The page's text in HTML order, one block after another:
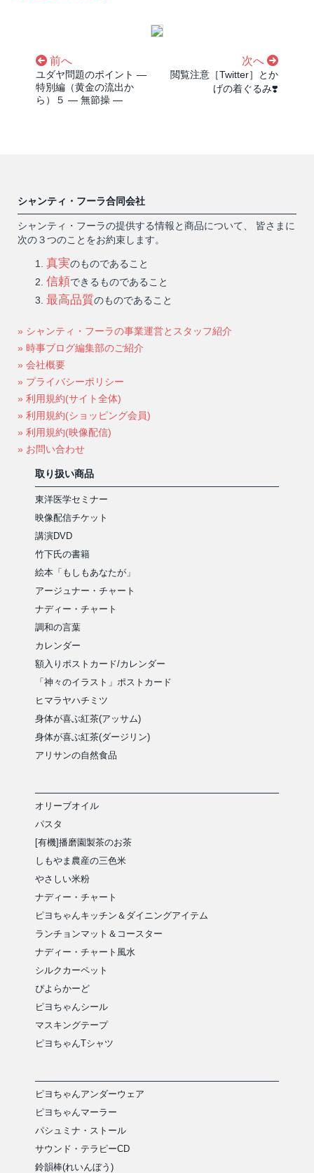
前へ
ユダヤ問題のポイント ―
特別編（黄金の流出か
ら）５ ― 無節操 ―
次へ
閲覧注意［Twitter］とか
げの着ぐるみ❣️
シャンティ・フーラ合同会社
シャンティ・フーラの提供する情報と商品について、 皆さまに
次の３つのことをお約束します。
真実のものであること
信頼できるものであること
最高品質のものであること
» シャンティ・フーラの事業運営とスタッフ紹介
» 時事ブログ編集部のご紹介
» 会社概要
» プライバシーポリシー
» 利用規約(サイト全体)
» 利用規約(ショッピング会員)
» 利用規約(映像配信)
» お問い合わせ
取り扱い商品
東洋医学セミナー
映像配信チケット
講演DVD
竹下氏の書籍
絵本「もしもあなたが」
アージュナー・チャート
ナディー・チャート
調和の言葉
カレンダー
額入りポストカード/カレンダー
「神々のイラスト」ポストカード
ヒマラヤハチミツ
身体が喜ぶ紅茶(アッサム)
身体が喜ぶ紅茶(ダージリン)
アリサンの自然食品
オリーブオイル
パスタ
[有機]播磨園製茶のお茶
しもやま農産の三色米
やさしい米粉
ナディー・チャート
ピヨちゃんキッチン＆ダイニングアイテム
ランチョンマット＆コースター
ナディー・チャート風水
シルクカーペット
ぴよらかーど
ピヨちゃんシール
マスキングテープ
ピヨちゃんTシャツ
ピヨちゃんアンダーウェア
ピヨちゃんマーラー
パシュミナ・ストール
サウンド・テラピーCD
鈴韻棒(れいんぼう)